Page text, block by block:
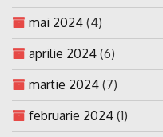
mai 2024 (4)
aprilie 2024 (6)
martie 2024 (7)
februarie 2024 (1)